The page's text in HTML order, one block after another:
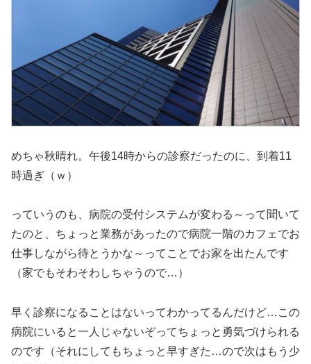
めちゃ秋晴れ。午後14時からの診察だったのに、到着11
時過ぎ（ｗ）
っていうのも、病院の受付システムが変わる～って聞いて
たのと、ちょっと業務があったので病院一階のカフェでお
仕事しながら待とうかな～ってことでお家を出たんです
（家でもそわそわしちゃうので…）
早く診察になることはないってわかってるんだけど…この
病院にいると一人じゃないぞってちょっと勇気づけられる
のです（それにしてもちょっと早すぎた…ので次はもう少